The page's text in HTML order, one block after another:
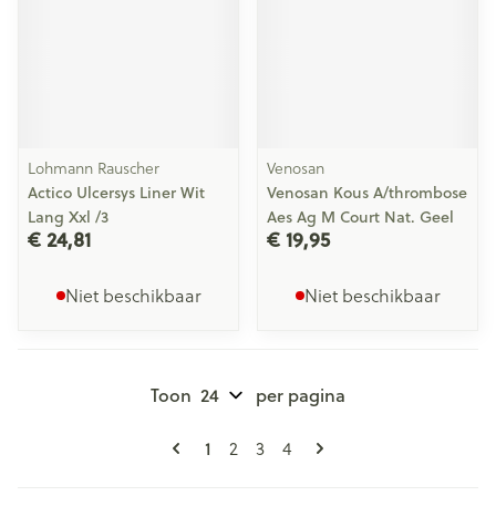
Lohmann Rauscher
Actico Ulcersys Liner Wit
Lang Xxl /3
€ 24,81
Niet beschikbaar
Venosan
Venosan Kous A/thrombose
Aes Ag M Court Nat. Geel
€ 19,95
Niet beschikbaar
Pagina's
U lees momenteel pagina
1 Pagina
2 Pagina
3 Pagina
4
Toon per pagina